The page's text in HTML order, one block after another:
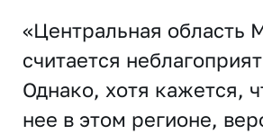
«Центральная область
считается
Однако, хотя кажется,
нее в этом регионе,